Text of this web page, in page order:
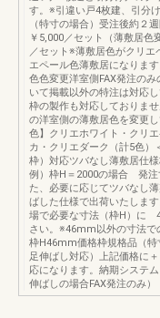
す。※引違い戸4枚建、引分
（特寸の場合）受注後約２
￥5,000／セット（薄敷居色
／セット※薄敷居色がクリエ
エペール色薄敷居になりま
色色変更洋室側FAX発注の
いて掲載以外の特注は対応
枠の製作も対応しておりま
の洋室側の薄敷居色を変更
色】クリエホワイト・クリ
カ・クリエダーク（計5色
枠）対応ツバなし薄敷居仕
例）枠H＝2000の場合 発注
た、必要に応じてツバなし
ばした仕様で出荷いたしま
場で必要な寸法（枠H）に
さい。※46mm以外の寸法で
枠H46mm価格枠規格品（特
足伸ばし対応）上記価格に
応になります。納期システ
伸ばしの場合FAX発注のみ）